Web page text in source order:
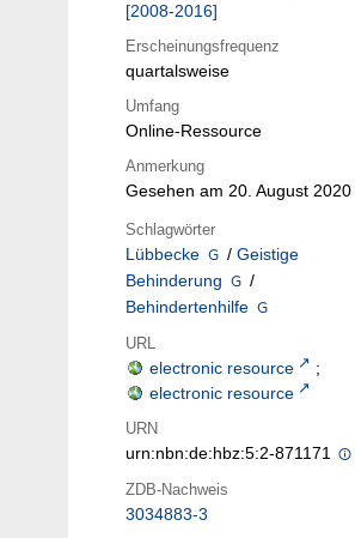
[2008-2016]
Erscheinungsfrequenz
quartalsweise
Umfang
Online-Ressource
Anmerkung
Gesehen am 20. August 2020
Schlagwörter
Lübbecke / Geistige
Behinderung
/
Behindertenhilfe
URL
electronic resource
;
electronic resource
URN
urn:nbn:de:hbz:5:2-871171
ZDB-Nachweis
3034883-3